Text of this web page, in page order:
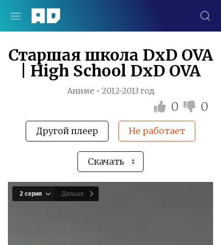
Старшая школа DxD OVA
| High School DxD OVA
Аниме • 2012-2013 год
0 0
Другой плеер Не работает